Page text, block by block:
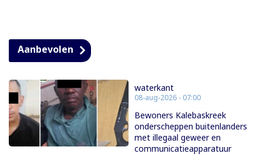
Aanbevolen
waterkant
08-aug-2026 - 07:00
Bewoners Kalebaskreek
onderscheppen buitenlanders
met illegaal geweer en
communicatieapparatuur